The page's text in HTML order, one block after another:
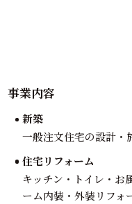
事業内容
新築
一般注文住宅の設計・
住宅リフォーム
キッチン・トイレ・お
ーム内装・外装リフォ